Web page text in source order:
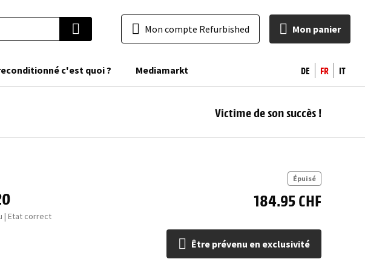
Mon compte Refurbished Mon panier
c'est quoi ? Mediamarkt DE FR IT
Victime de son succès !
| Etat correct
Épuisé
184.95 CHF
Être prévenu en exclusivité